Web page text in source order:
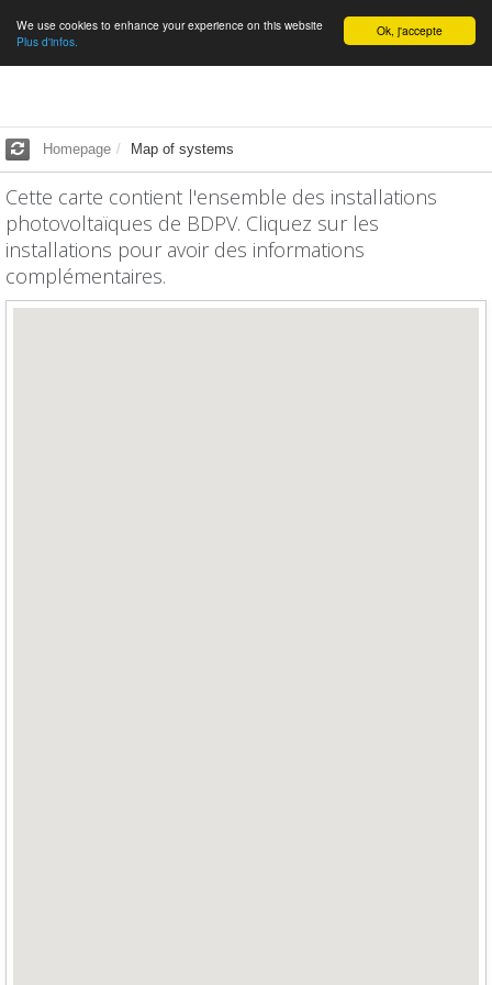
English Ok, j'accepte
We use cookies to enhance your experience on this website
Plus d'infos.
Homepage Map of systems
Cette carte contient l'ensemble des installations
photovoltaïques de BDPV. Cliquez sur les
installations pour avoir des informations
complémentaires.